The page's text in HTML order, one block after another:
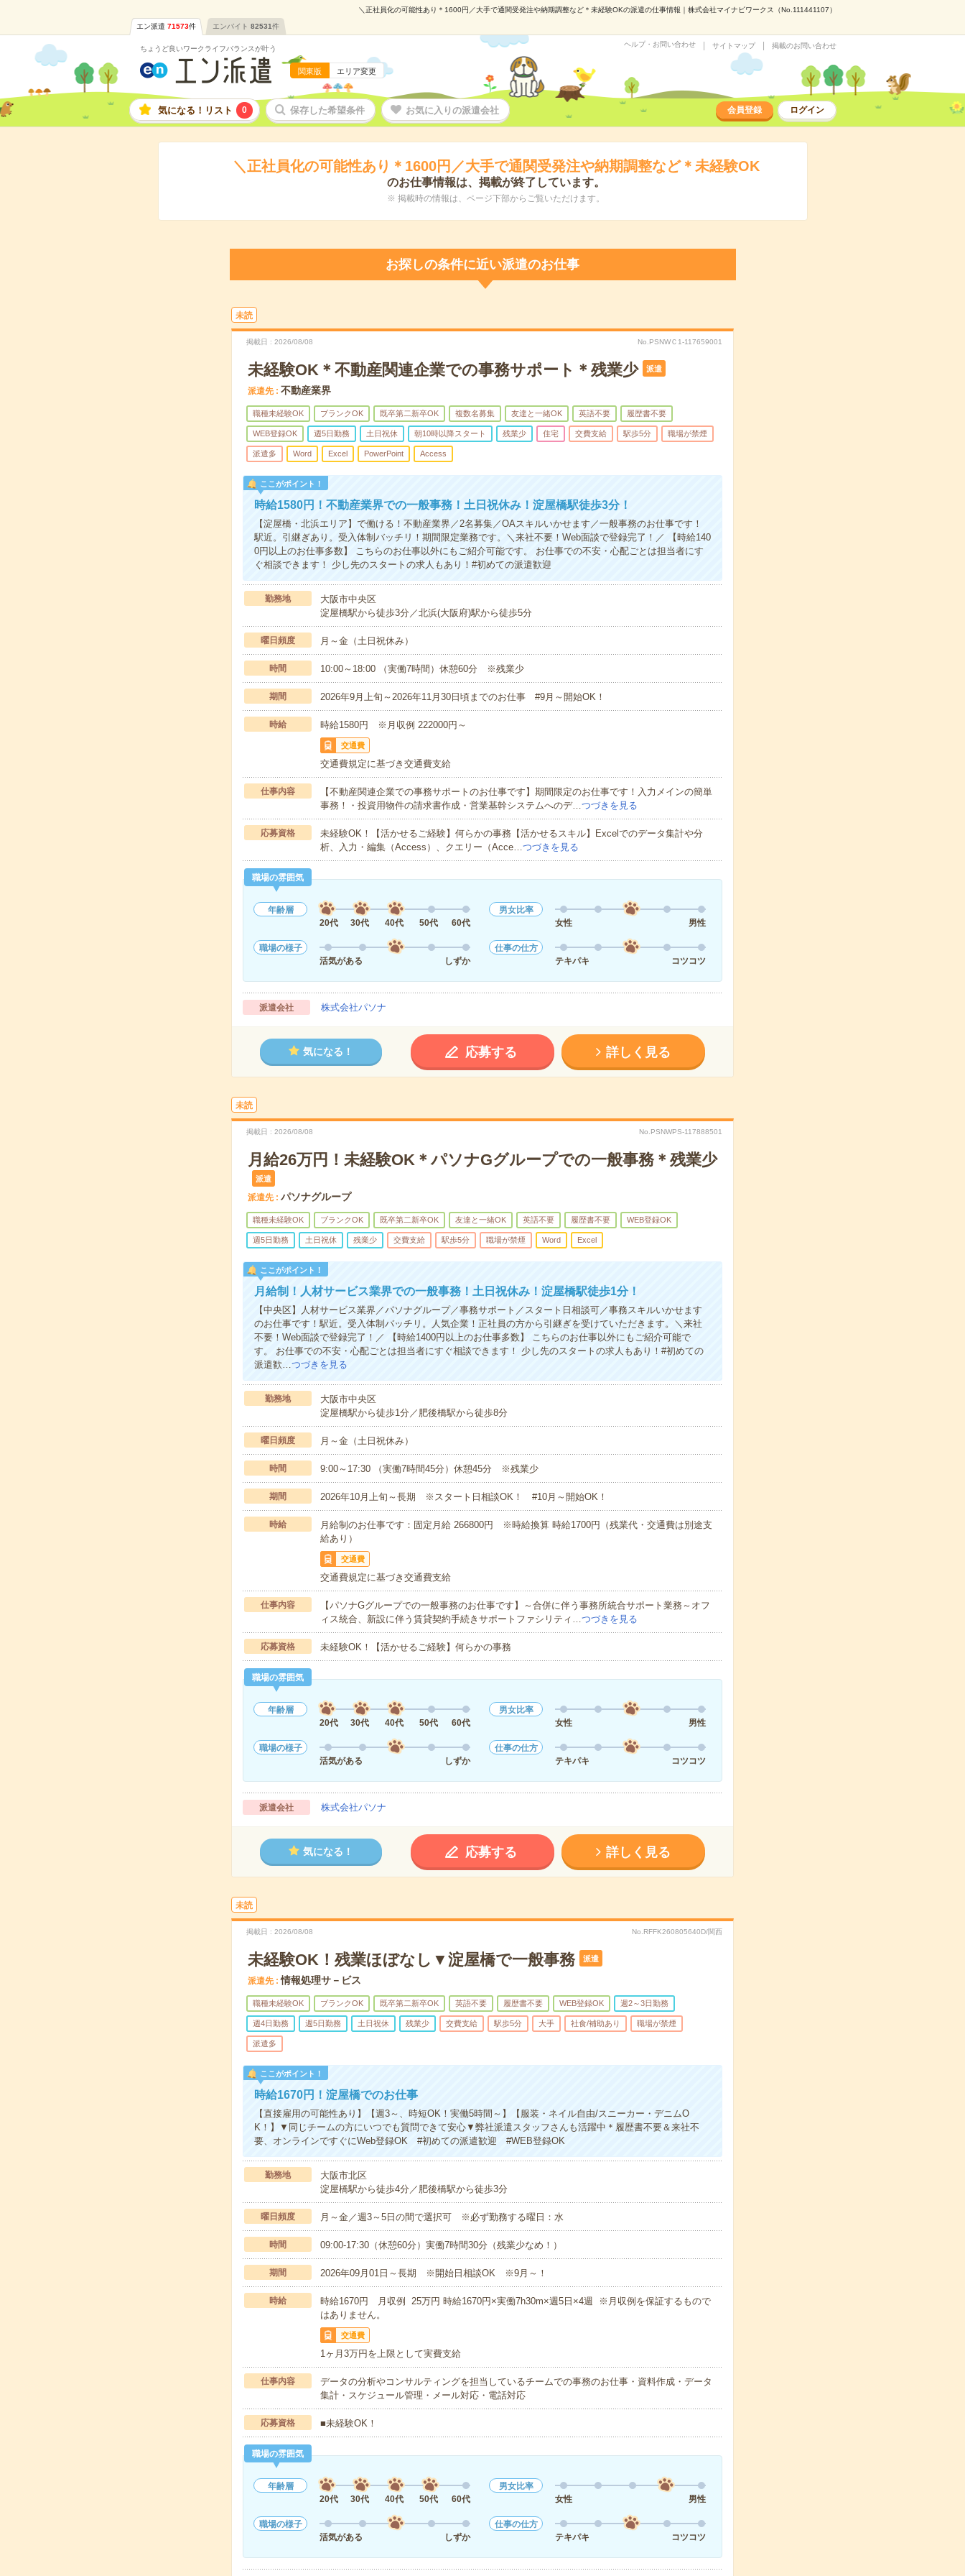
＼正社員化の可能性あり＊1600円／大手で通関受発注や納期調整など＊未経験OKの派遣の仕事情報｜株式会社マイナビワークス（No.111441107）
エン派遣 71573件 エンバイト 82531件
ちょうど良いワークライフバランスが叶う
関東版 エリア変更
ヘルプ・お問い合わせ サイトマップ 掲載のお問い合わせ
気になる！リスト 0 保存した希望条件 お気に入りの派遣会社 会員登録 ログイン
＼正社員化の可能性あり＊1600円／大手で通関受発注や納期調整など＊未経験OK
のお仕事情報は、掲載が終了しています。
※ 掲載時の情報は、ページ下部からご覧いただけます。
お探しの条件に近い派遣のお仕事
未読
掲載日 2026/08/08 No.PSNWＣ1-117659001
未経験OK＊不動産関連企業での事務サポート＊残業少 派遣
派遣先 不動産業界
職種未経験OK ブランクOK 既卒第二新卒OK 複数名募集 友達と一緒OK 英語不要 履歴書不要
WEB登録OK 週5日勤務 土日祝休 朝10時以降スタート 残業少 住宅 交費支給 駅歩5分 職場が禁煙
派遣多 Word Excel PowerPoint Access
ここがポイント！
時給1580円！不動産業界での一般事務！土日祝休み！淀屋橋駅徒歩3分！
【淀屋橋・北浜エリア】で働ける！不動産業界／2名募集／OAスキルいかせます／一般事務のお仕事です！
駅近。引継ぎあり。受入体制バッチリ！期間限定業務です。＼来社不要！Web面談で登録完了！／ 【時給140
0円以上のお仕事多数】 こちらのお仕事以外にもご紹介可能です。 お仕事での不安・心配ごとは担当者にす
ぐ相談できます！ 少し先のスタートの求人もあり！#初めての派遣歓迎
勤務地
大阪市中央区
淀屋橋駅から徒歩3分／北浜(大阪府)駅から徒歩5分
曜日頻度 月～金（土日祝休み）
時間 10:00～18:00 （実働7時間）休憩60分 ※残業少
期間 2026年9月上旬～2026年11月30日頃までのお仕事 #9月～開始OK！
時給 時給1580円 ※月収例 222000円～
交通費
交通費規定に基づき交通費支給
仕事内容
【不動産関連企業での事務サポートのお仕事です】期間限定のお仕事です！入力メインの簡単
事務！・投資用物件の請求書作成・営業基幹システムへのデ…つづきを見る
応募資格
未経験OK！【活かせるご経験】何らかの事務【活かせるスキル】Excelでのデータ集計や分
析、入力・編集（Access）、クエリー（Acce…つづきを見る
職場の雰囲気
年齢層
20代
30代 40代 50代 60代
男女比率
女性
男性
職場の様子
活気がある
しずか
仕事の仕方
テキパキ
コツコツ
派遣会社 株式会社パソナ
気になる！ 応募する 詳しく見る
未読
掲載日 2026/08/08 No.PSNWPS-117888501
月給26万円！未経験OK＊パソナGグループでの一般事務＊残業少
派遣
派遣先 パソナグループ
職種未経験OK ブランクOK 既卒第二新卒OK 友達と一緒OK 英語不要 履歴書不要 WEB登録OK
週5日勤務 土日祝休 残業少 交費支給 駅歩5分 職場が禁煙 Word Excel
ここがポイント！
月給制！人材サービス業界での一般事務！土日祝休み！淀屋橋駅徒歩1分！
【中央区】人材サービス業界／パソナグループ／事務サポート／スタート日相談可／事務スキルいかせます
のお仕事です！駅近。受入体制バッチリ。人気企業！正社員の方から引継ぎを受けていただきます。＼来社
不要！Web面談で登録完了！／ 【時給1400円以上のお仕事多数】 こちらのお仕事以外にもご紹介可能で
す。 お仕事での不安・心配ごとは担当者にすぐ相談できます！ 少し先のスタートの求人もあり！#初めての
派遣歓…つづきを見る
勤務地
大阪市中央区
淀屋橋駅から徒歩1分／肥後橋駅から徒歩8分
曜日頻度 月～金（土日祝休み）
時間 9:00～17:30 （実働7時間45分）休憩45分 ※残業少
期間 2026年10月上旬～長期 ※スタート日相談OK！ #10月～開始OK！
時給
月給制のお仕事です：固定月給 266800円 ※時給換算 時給1700円（残業代・交通費は別途支
給あり）
交通費
交通費規定に基づき交通費支給
仕事内容
【パソナGグループでの一般事務のお仕事です】～合併に伴う事務所統合サポート業務～オフ
ィス統合、新設に伴う賃貸契約手続きサポートファシリティ…つづきを見る
応募資格 未経験OK！【活かせるご経験】何らかの事務
職場の雰囲気
年齢層
20代
30代 40代 50代 60代
男女比率
女性
男性
職場の様子
活気がある
しずか
仕事の仕方
テキパキ
コツコツ
派遣会社 株式会社パソナ
気になる！ 応募する 詳しく見る
未読
掲載日 2026/08/08 No.RFFK260805640D/関西
未経験OK！残業ほぼなし▼淀屋橋で一般事務 派遣
派遣先 情報処理サ－ビス
職種未経験OK ブランクOK 既卒第二新卒OK 英語不要 履歴書不要 WEB登録OK 週2～3日勤務
週4日勤務 週5日勤務 土日祝休 残業少 交費支給 駅歩5分 大手 社食/補助あり 職場が禁煙
派遣多
ここがポイント！
時給1670円！淀屋橋でのお仕事
【直接雇用の可能性あり】【週3～、時短OK！実働5時間～】【服装・ネイル自由/スニーカー・デニムO
K！】▼同じチームの方にいつでも質問できて安心▼弊社派遣スタッフさんも活躍中＊履歴書不要＆来社不
要、オンラインですぐにWeb登録OK #初めての派遣歓迎 #WEB登録OK
勤務地
大阪市北区
淀屋橋駅から徒歩4分／肥後橋駅から徒歩3分
曜日頻度 月～金／週3～5日の間で選択可 ※必ず勤務する曜日：水
時間 09:00-17:30（休憩60分）実働7時間30分（残業少なめ！）
期間 2026年09月01日～長期 ※開始日相談OK ※9月～！
時給
時給1670円 月収例 25万円 時給1670円×実働7h30m×週5日×4週 ※月収例を保証するもので
はありません。
交通費
1ヶ月3万円を上限として実費支給
仕事内容
データの分析やコンサルティングを担当しているチームでの事務のお仕事・資料作成・データ
集計・スケジュール管理・メール対応・電話対応
応募資格 ■未経験OK！
職場の雰囲気
年齢層
20代
30代 40代 50代 60代
男女比率
女性
男性
職場の様子
活気がある
しずか
仕事の仕方
テキパキ
コツコツ